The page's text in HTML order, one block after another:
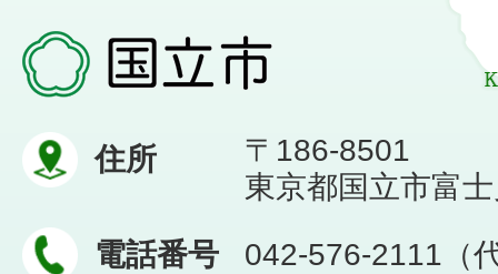
住所
〒186-8501
東京都国立市富
電話番号
042-576-2111（